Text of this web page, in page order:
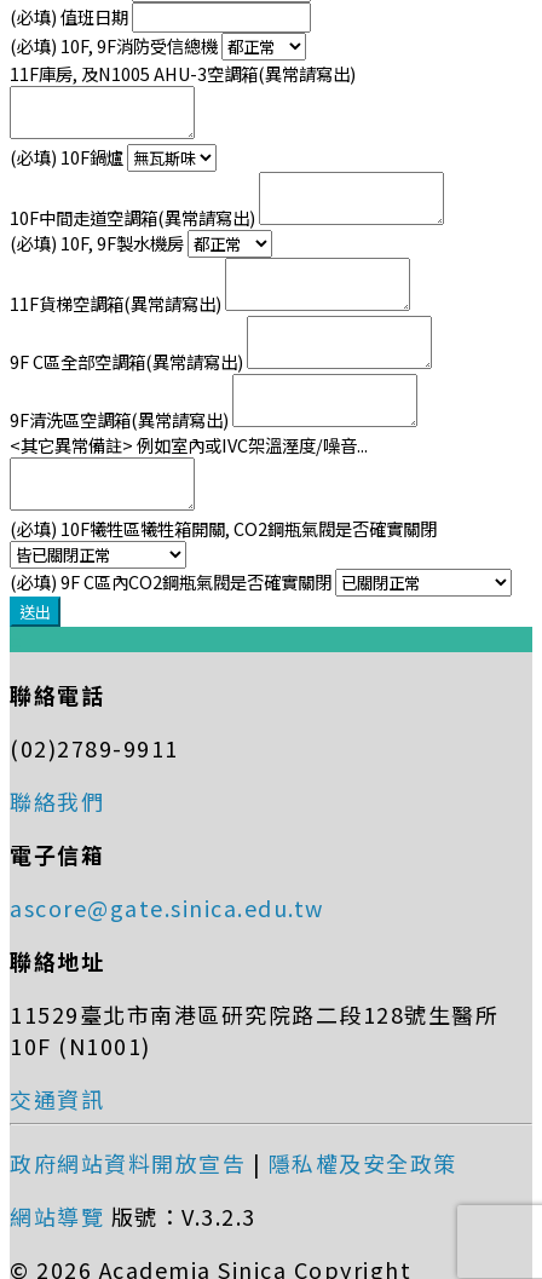
(必填)值班日期
(必填) 10F, 9F消防受信總機
11F庫房, 及N1005 AHU-3空調箱(異常請寫出)
(必填) 10F鍋爐
10F中間走道空調箱(異常請寫出)
(必填) 10F, 9F製水機房
11F貨梯空調箱(異常請寫出)
9F C區全部空調箱(異常請寫出)
9F清洗區空調箱(異常請寫出)
<其它異常備註> 例如室內或IVC架溫溼度/噪音...
(必填) 10F犧牲區犧牲箱開關, CO2鋼瓶氣閥是否確實關閉
(必填)9F C區內CO2鋼瓶氣閥是否確實關閉
聯絡電話
(02)2789-9911
聯絡我們
電子信箱
ascore@gate.sinica.edu.tw
聯絡地址
11529臺北市南港區研究院路二段128號生醫所
10F (N1001)
交通資訊
政府網站資料開放宣告 | 隱私權及安全政策
網站導覽 版號：V.3.2.3
© 2026 Academia Sinica Copyright